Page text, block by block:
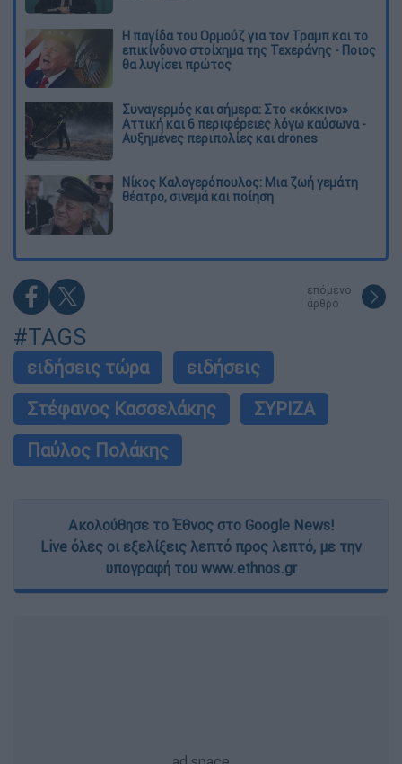
Η παγίδα του Ορμούζ για τον Τραμπ και το
επικίνδυνο στοίχημα της Τεχεράνης - Ποιος
θα λυγίσει πρώτος
Συναγερμός και σήμερα: Στο «κόκκινο»
Αττική και 6 περιφέρειες λόγω καύσωνα -
Αυξημένες περιπολίες και drones
Νίκος Καλογερόπουλος: Μια ζωή γεμάτη
θέατρο, σινεμά και ποίηση
επόμενο
άρθρο
#TAGS
ειδήσεις τώρα
ειδήσεις
Στέφανος Κασσελάκης
ΣΥΡΙΖΑ
Παύλος Πολάκης
Ακολούθησε το Έθνος στο Google News!
Live όλες οι εξελίξεις λεπτό προς λεπτό, με την
υπογραφή του www.ethnos.gr